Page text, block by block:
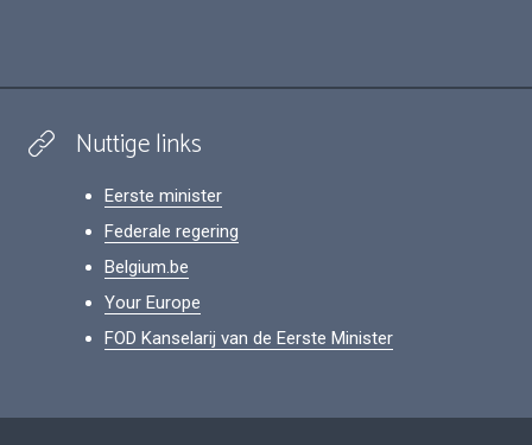
Nuttige links
Eerste minister
Federale regering
Belgium.be
Your Europe
FOD Kanselarij van de Eerste Minister